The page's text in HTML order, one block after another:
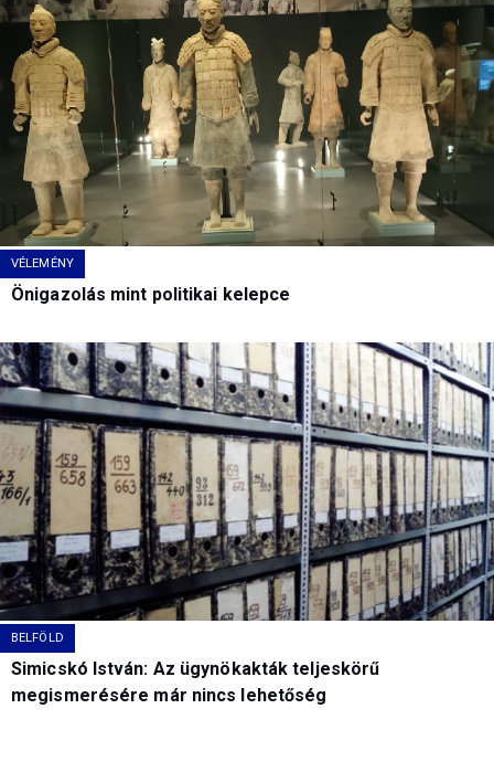
VÉLEMÉNY
Önigazolás mint politikai kelepce
BELFÖLD
Simicskó István: Az ügynökakták teljeskörű
megismerésére már nincs lehetőség